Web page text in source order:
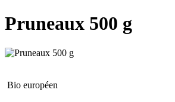
Pruneaux 500 g
Bio européen